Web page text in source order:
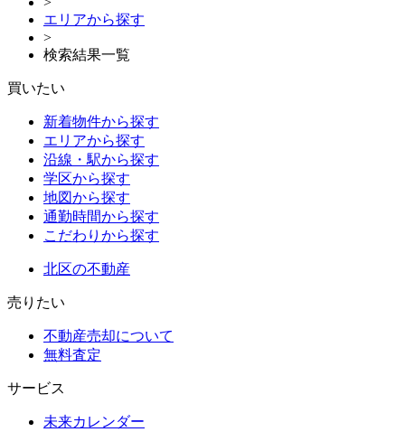
エリアから探す
>
検索結果一覧
買いたい
新着物件から探す
エリアから探す
沿線・駅から探す
学区から探す
地図から探す
通勤時間から探す
こだわりから探す
北区の不動産
売りたい
不動産売却について
無料査定
サービス
未来カレンダー